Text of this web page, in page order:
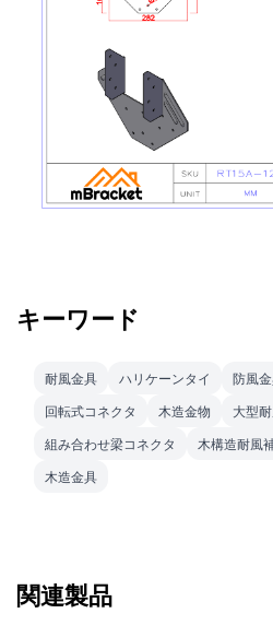
キーワード
耐風金具 ハリケーンタイ 防風
回転式コネクタ
木造金物 大型
組み合わせ梁コネクタ
木構造耐風
木造金具
関連製品